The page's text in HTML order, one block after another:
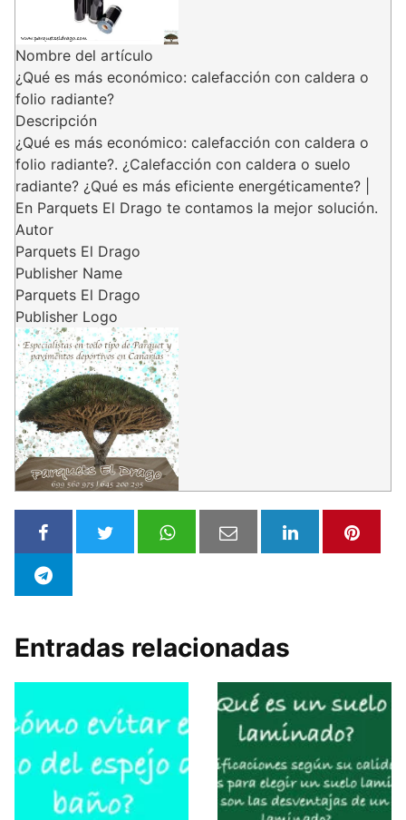
Nombre del artículo
¿Qué es más económico: calefacción con caldera o
folio radiante?
Descripción
¿Qué es más económico: calefacción con caldera o
folio radiante?. ¿Calefacción con caldera o suelo
radiante? ¿Qué es más eficiente energéticamente? |
En Parquets El Drago te contamos la mejor solución.
Autor
Parquets El Drago
Publisher Name
Parquets El Drago
Publisher Logo
Entradas relacionadas